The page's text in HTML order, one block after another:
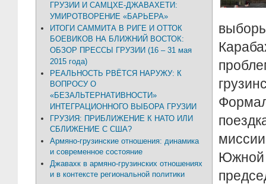
ГРУЗИИ И САМЦХЕ-ДЖАВАХЕТИ:
УМИРОТВОРЕНИЕ «БАРЬЕРА»
ИТОГИ САММИТА В РИГЕ И ОТТОК
БОЕВИКОВ НА БЛИЖНИЙ ВОСТОК:
ОБЗОР ПРЕССЫ ГРУЗИИ (16 – 31 мая
2015 года)
РЕАЛЬНОСТЬ РВЁТСЯ НАРУЖУ: К
ВОПРОСУ О
«БЕЗАЛЬТЕРНАТИВНОСТИ»
ИНТЕГРАЦИОННОГО ВЫБОРА ГРУЗИИ
ГРУЗИЯ: ПРИБЛИЖЕНИЕ К НАТО ИЛИ
СБЛИЖЕНИЕ С США?
Армяно-грузинские отношения: динамика
и современное состояние
Джавахк в армяно-грузинских отношениях
и в контексте региональной политики
Южной